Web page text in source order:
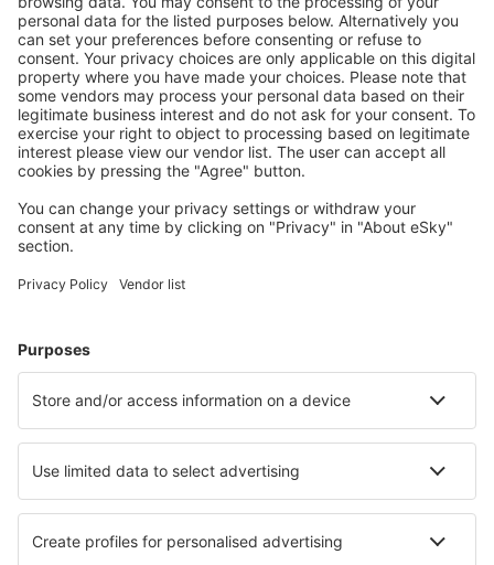
Descarga nuestra appy planifica
cómodamente tus viajes
Planifica tu viaje
Vuelos baratos
Escapadas
Vuelo+Hotel
Hoteles
Traslados
Atracciones
Eventos deportivos
Aprende más